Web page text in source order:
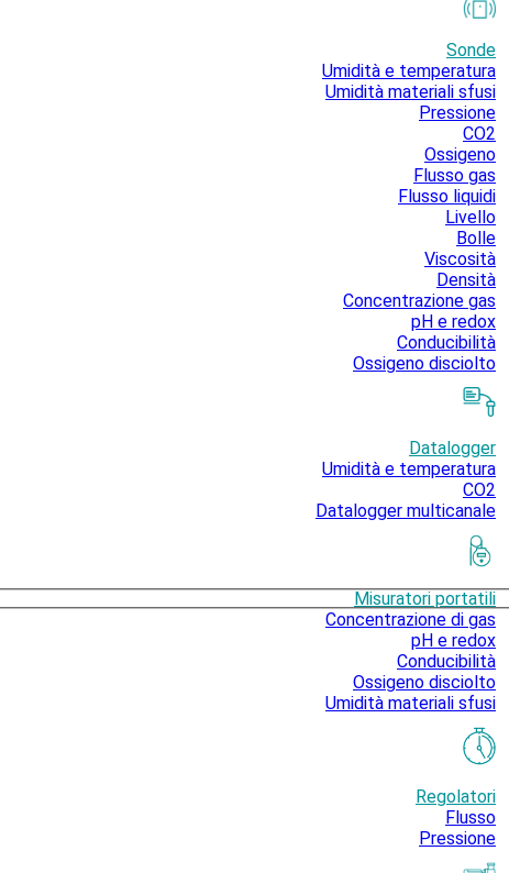
Sonde
Umidità e temperatura
Umidità materiali sfusi
Pressione
CO2
Ossigeno
Flusso gas
Flusso liquidi
Livello
Bolle
Viscosità
Densità
Concentrazione gas
pH e redox
Conducibilità
Ossigeno disciolto
Datalogger
Umidità e temperatura
CO2
Datalogger multicanale
Misuratori portatili
Concentrazione di gas
pH e redox
Conducibilità
Ossigeno disciolto
Umidità materiali sfusi
Regolatori
Flusso
Pressione